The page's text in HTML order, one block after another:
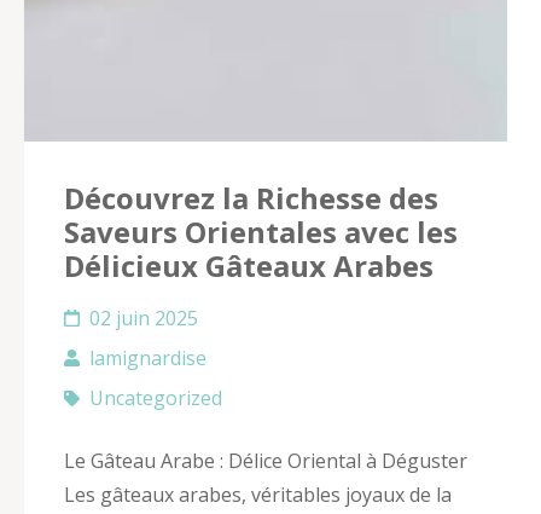
Découvrez la Richesse des
Saveurs Orientales avec les
Délicieux Gâteaux Arabes
02 juin 2025
lamignardise
Uncategorized
Le Gâteau Arabe : Délice Oriental à Déguster
Les gâteaux arabes, véritables joyaux de la